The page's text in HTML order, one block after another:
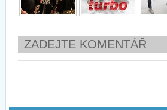
ZADEJTE KOMENTÁŘ